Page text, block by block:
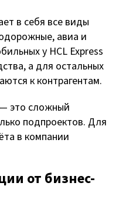
в себя все виды
авиа и
у HCL Express
а для остальных
к контрагентам.
это сложный
подпроектов. Для
в компании
от бизнес-